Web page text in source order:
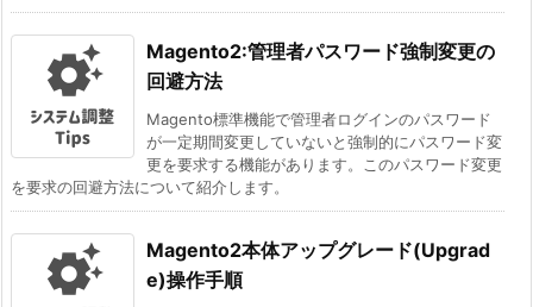
Magento2:管理者パスワード強制変更の
回避方法
Magento標準機能で管理者ログインのパスワード
が一定期間変更していないと強制的にパスワード変
更を要求する機能があります。このパスワード変更
を要求の回避方法について紹介します。
Magento2本体アップグレード(Upgrad
e)操作手順